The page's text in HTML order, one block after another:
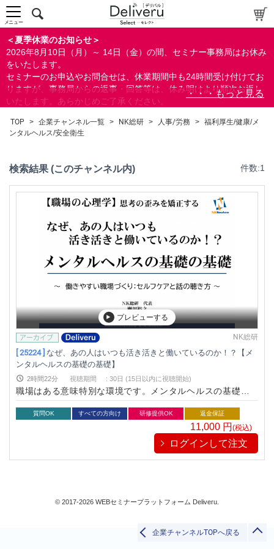
上級者向け
配布資料
指定しない
あり
なし
研修の提供
あり
カテゴリー
経営
人事/労務
採用
福利厚生/健康/メンタルヘルス/安全衛生
総務/リスクマネジメント
品質
ビジネススキル
生産/物流
すべて
＜夏季休業のお知らせ＞
2026年8月10日（月）～ 14日（金）の間、セミナー事務局はお休み
をいたします。
セミナーのお申込やお問合せは、休業期間中も24時間受け付けてお
りますが、事務局からの返事・回答等は、休み明けより順次お返し
いたします。あらかじめご了承ください。
ができます。
メニュー
TOP > 企業チャンネル一覧 > NK総研 > 人事/労務 > 福利厚生/健康/メ
ンタルヘルス/安全衛生
検索結果 (このチャンネル内) 件数:1
プレビューする
NK総研
[ 25224 ] なぜ、あの人はいつも活き活きと働いているのか！？【メ
ンタルヘルスの基礎の基礎】
2時間22分 視聴期間 : 30日 (15日以内に視聴開始)
職場はある意味特別な環境です。メンタルヘルスの基礎を知
り、まずは自分自身が健康で活き活きと働ることを目指しまし
ょう。質問OK すべての方向け 研修提供OK 返金保証
11,000 円 (税込)
ログインして注文
企業チャンネルTOPへ戻る
© 2017-2026 WEBセミナープラットフォーム Deliveru.